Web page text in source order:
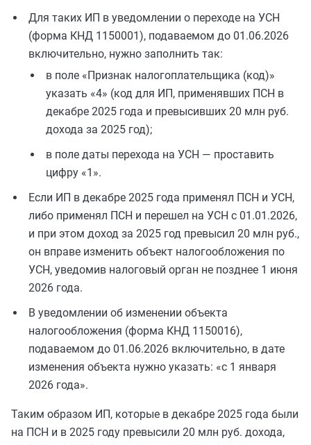
Для таких ИП в уведомлении о переходе на УСН
(форма КНД 1150001), подаваемом до 01.06.2026
включительно, нужно заполнить так:
в поле «Признак налогоплательщика (код)»
указать «4» (код для ИП, применявших ПСН в
декабре 2025 года и превысивших 20 млн руб.
дохода за 2025 год);
в поле даты перехода на УСН — проставить
цифру «1».
Если ИП в декабре 2025 года применял ПСН и УСН,
либо применял ПСН и перешел на УСН с 01.01.2026,
и при этом доход за 2025 год превысил 20 млн руб.,
он вправе изменить объект налогообложения по
УСН, уведомив налоговый орган не позднее 1 июня
2026 года.
В уведомлении об изменении объекта
налогообложения (форма КНД 1150016),
подаваемом до 01.06.2026 включительно, в дате
изменения объекта нужно указать: «с 1 января
2026 года».
Таким образом ИП, которые в декабре 2025 года были
на ПСН и в 2025 году превысили 20 млн руб. дохода,